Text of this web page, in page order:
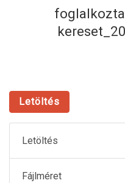
Letöltés
Letöltés
Fájlméret